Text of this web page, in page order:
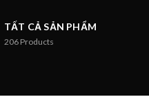
TẤT CẢ SẢN PHẨM
206 Products